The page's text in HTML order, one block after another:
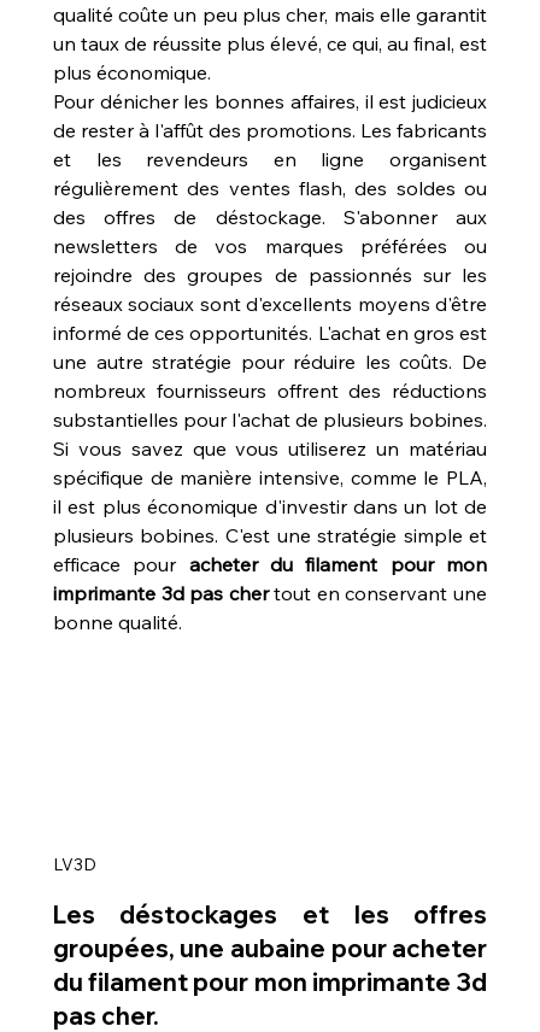
qualité coûte un peu plus cher, mais elle garantit
un taux de réussite plus élevé, ce qui, au final, est
plus économique.
Pour dénicher les bonnes affaires, il est judicieux
de rester à l'affût des promotions. Les fabricants
et les revendeurs en ligne organisent
régulièrement des ventes flash, des soldes ou
des offres de déstockage. S'abonner aux
newsletters de vos marques préférées ou
rejoindre des groupes de passionnés sur les
réseaux sociaux sont d'excellents moyens d'être
informé de ces opportunités. L'achat en gros est
une autre stratégie pour réduire les coûts. De
nombreux fournisseurs offrent des réductions
substantielles pour l'achat de plusieurs bobines.
Si vous savez que vous utiliserez un matériau
spécifique de manière intensive, comme le PLA,
il est plus économique d'investir dans un lot de
plusieurs bobines. C'est une stratégie simple et
efficace pour acheter du filament pour mon
imprimante 3d pas cher tout en conservant une
bonne qualité.
LV3D
Les déstockages et les offres
groupées, une aubaine pour acheter
du filament pour mon imprimante 3d
pas cher.